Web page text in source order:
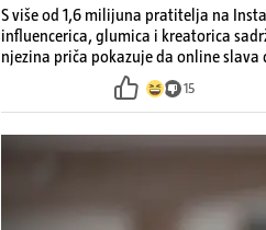
S više od 1,6 milijuna pratitelja na
influencerica, glumica i kreatorica
njezina priča pokazuje da online
15